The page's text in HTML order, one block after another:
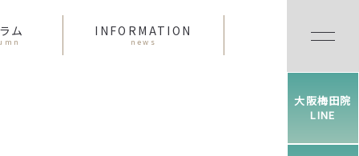
ム INFORMATION
news
大阪梅田院
LINE